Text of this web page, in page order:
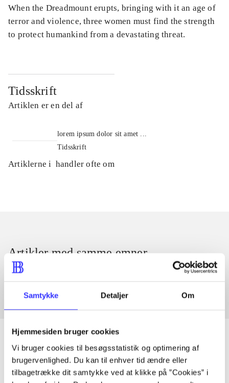
Samtykke Detaljer Om
Hjemmesiden bruger cookies
Vi bruger cookies til besøgsstatistik og optimering af
brugervenlighed. Du kan til enhver tid ændre eller
tilbagetrække dit samtykke ved at klikke på ”Cookies” i
When the Dreadmount erupts, bringing with it an age of
terror and violence, three women must find the strength
to protect humankind from a devastating threat.
Tidsskrift
Artiklen er en del af
lorem ipsum dolor sit amet ...
Tidsskrift
Artiklerne i handler ofte om
Artikler med samme emner
Fra
Artikler